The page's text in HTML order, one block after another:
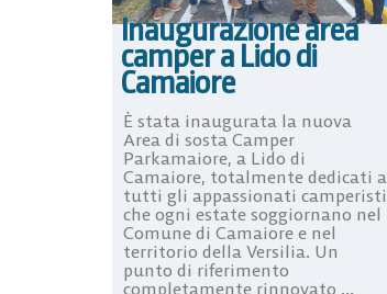
Inaugurazione area
camper a Lido di
Camaiore
È stata inaugurata la nuova
Area di sosta Camper
Parkamaiore, a Lido di
Camaiore, totalmente dedicati a
tutti gli appassionati camperisti
che ogni estate soggiornano nel
Comune di Camaiore e nel
territorio della Versilia. Un
punto di riferimento
completamente rinnovato ...